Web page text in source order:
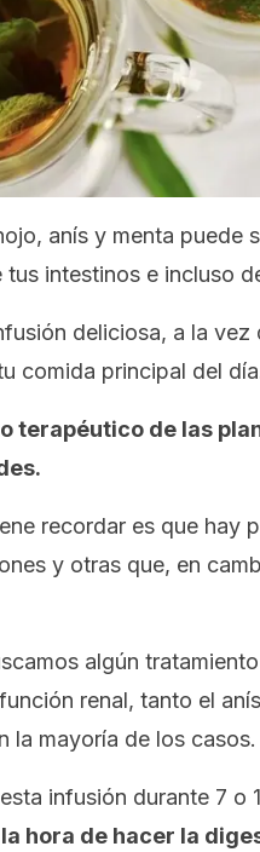
anís y menta puede
intestinos e incluso
deliciosa, a la vez
comida principal del
terapéutico de las
recordar es que hay
y otras que, en
algún
renal, tanto el
la mayoría de los casos.
infusión durante 7 o
hora de hacer la